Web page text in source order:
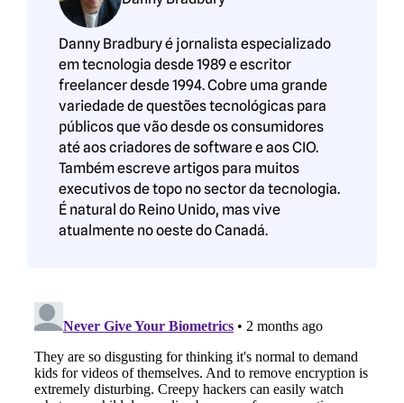
Danny Bradbury é jornalista especializado
em tecnologia desde 1989 e escritor
freelancer desde 1994. Cobre uma grande
variedade de questões tecnológicas para
públicos que vão desde os consumidores
até aos criadores de software e aos CIO.
Também escreve artigos para muitos
executivos de topo no sector da tecnologia.
É natural do Reino Unido, mas vive
atualmente no oeste do Canadá.